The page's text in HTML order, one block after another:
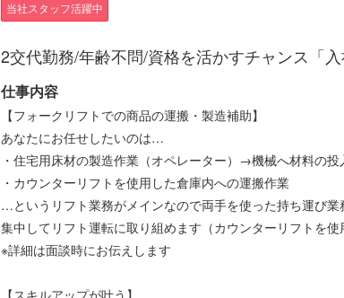
当社スタッフ活躍中
2交代勤務/年齢不問/資格を活かすチャンス「
仕事内容
【フォークリフトでの商品の運搬・製造補助】
あなたにお任せしたいのは…
・住宅用床材の製造作業（オペレーター）→機械へ材料の投
・カウンターリフトを使用した倉庫内への運搬作業
…というリフト業務がメインなので両手を使った持ち運び業
集中してリフト運転に取り組めます（カウンターリフトを使
※詳細は面談時にお伝えします